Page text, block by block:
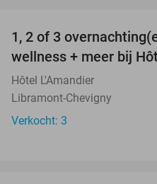
TODAY
1, 2 of 3
wellness + meer bij
Hôtel L'Amandier
Libramont-Chevigny
Verkocht: 3